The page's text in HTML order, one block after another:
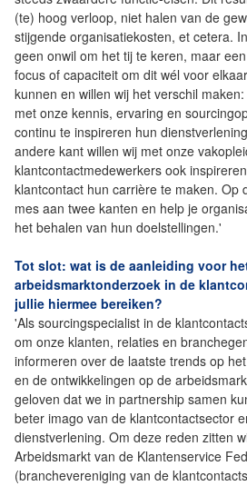
(te) hoog verloop, niet halen van de
stijgende organisatiekosten, et cetera.
geen onwil om het tij te keren, maar
focus of capaciteit om dit wél voor
kunnen en willen wij het verschil
met onze kennis, ervaring en
continu te inspireren hun
andere kant willen wij met onze
klantcontactmedewerkers ook
klantcontact hun carrière te maken. Op
mes aan twee kanten en help je
het behalen van hun doelstellingen.'
Tot slot: wat is de aanleiding voor
arbeidsmarktonderzoek in de
jullie hiermee bereiken?
'Als sourcingspecialist in de
om onze klanten, relaties en
informeren over de laatste trends op
en de ontwikkelingen op de
geloven dat we in partnership samen
beter imago van de klantcontactsector
dienstverlening. Om deze reden zitten
Arbeidsmarkt van de Klantenservice
(branchevereniging van de